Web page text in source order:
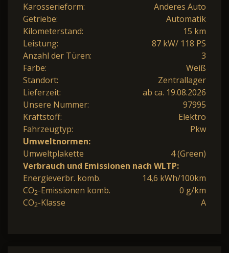
Karosserieform:
Anderes Auto
Getriebe:
Automatik
Kilometerstand:
15 km
Leistung:
87 kW/ 118 PS
Anzahl der Türen:
3
Farbe:
Weiß
Standort:
Zentrallager
Lieferzeit:
ab ca. 19.08.2026
Unsere Nummer:
97995
Kraftstoff:
Elektro
Fahrzeugtyp:
Pkw
Umweltnormen:
Umweltplakette
4 (Green)
Verbrauch und Emissionen nach WLTP:
Energieverbr. komb.
14,6 kWh/100km
CO2-Emissionen komb.
0 g/km
CO2-Klasse A